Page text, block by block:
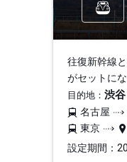
往復新幹線
がセットに
目的地： 渋
名古屋
東京
設定期間：